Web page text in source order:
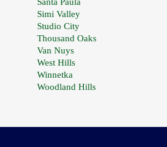
Santa Paula
Simi Valley
Studio City
Thousand Oaks
Van Nuys
West Hills
Winnetka
Woodland Hills